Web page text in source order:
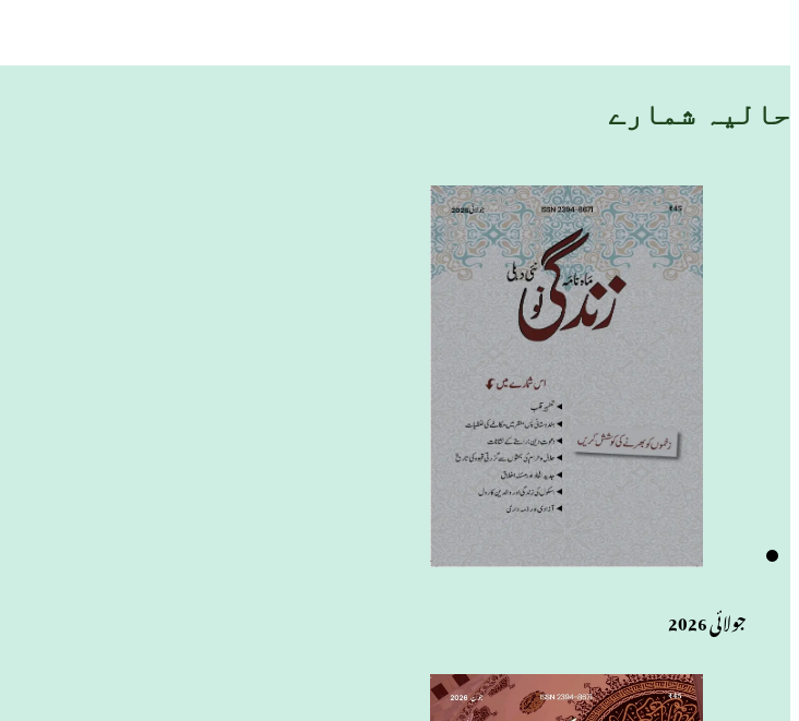
حالیہ شمارے
جولائی 2026